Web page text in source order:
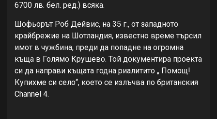
6700 лв. бел. ред.) всяка.
Шофьорът Роб Дейвис, на 35 г., от западното
крайбрежие на Шотландия, известно време търсил
имот в чужбина, преди да попадне на огромна
къща в Голямо Крушево. Той документира проекта
си да направи къщата годна риалитито „ Помощ!
Купихме си село“, което се излъчва по британския
Channel 4.